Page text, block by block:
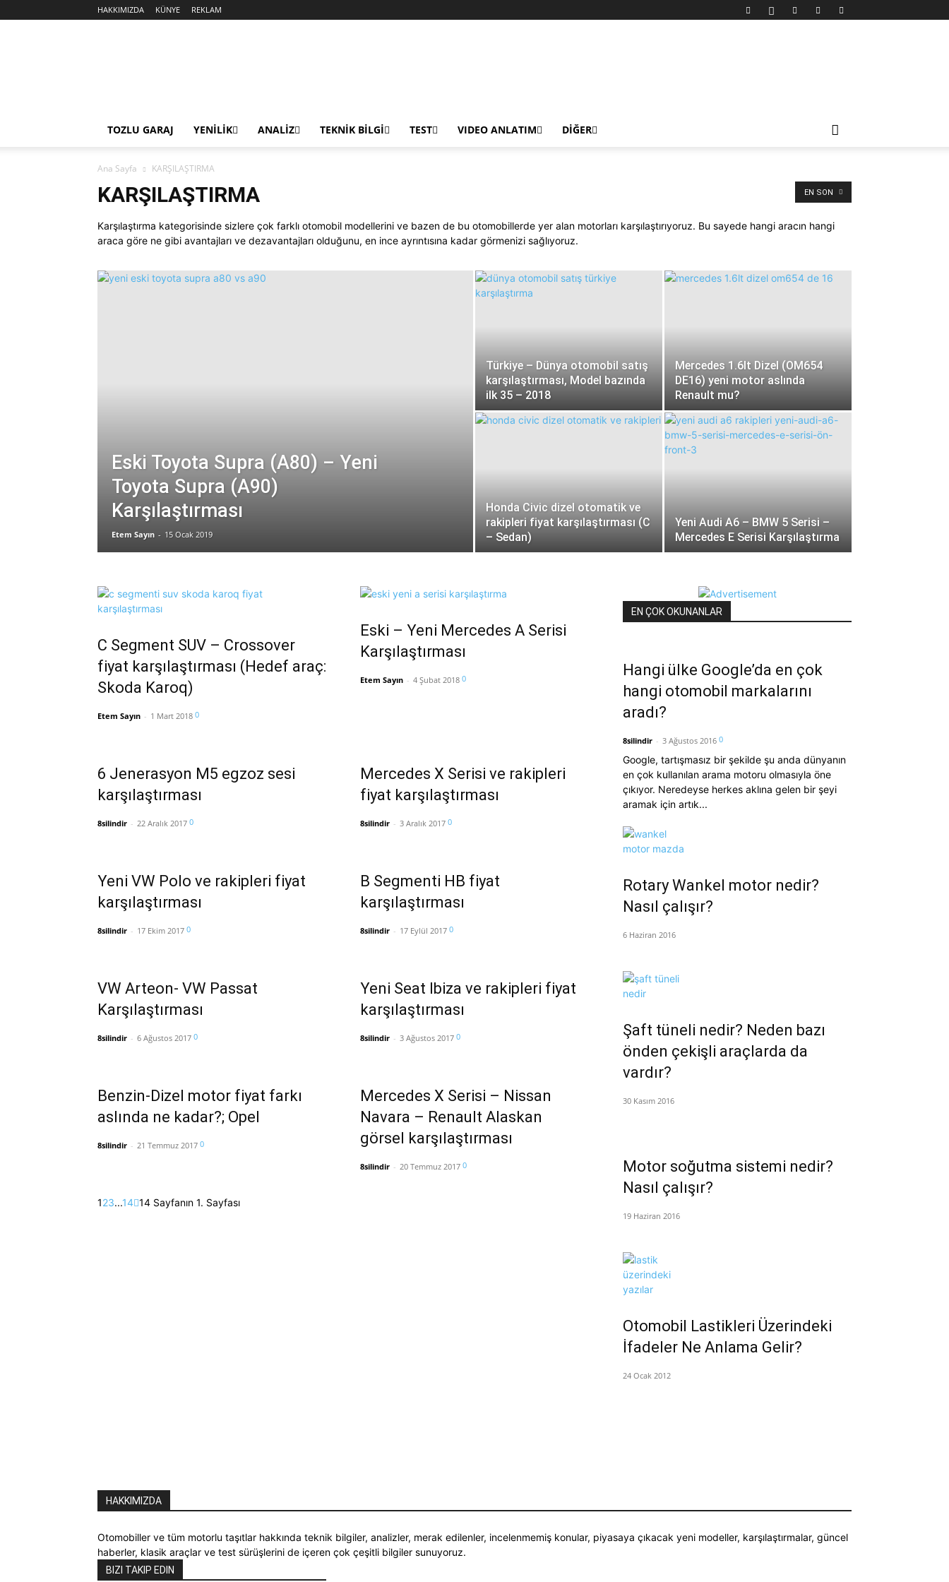
HAKKIMIZDA KÜNYE REKLAM
TOZLU GARAJ YENİLİK ANALİZ TEKNİK BİLGİ TEST VIDEO ANLATIM DİĞER
Ana Sayfa KARŞILAŞTIRMA
KARŞILAŞTIRMA
Karşılaştırma kategorisinde sizlere çok farklı otomobil modellerini ve bazen de bu otomobillerde yer alan motorları karşılaştırıyoruz. Bu sayede hangi aracın hangi
araca göre ne gibi avantajları ve dezavantajları olduğunu, en ince ayrıntısına kadar görmenizi sağlıyoruz.
EN SON
Eski Toyota Supra (A80) – Yeni
Toyota Supra (A90)
Karşılaştırması
Etem Sayın - 15 Ocak 2019
Türkiye – Dünya otomobil satış
karşılaştırması, Model bazında
ilk 35 – 2018
Mercedes 1.6lt Dizel (OM654
DE16) yeni motor aslında
Renault mu?
Honda Civic dizel otomatik ve
rakipleri fiyat karşılaştırması (C
– Sedan)
Yeni Audi A6 – BMW 5 Serisi –
Mercedes E Serisi Karşılaştırma
C Segment SUV – Crossover
fiyat karşılaştırması (Hedef araç:
Skoda Karoq)
Etem Sayın - 1 Mart 2018 0
Eski – Yeni Mercedes A Serisi
Karşılaştırması
Etem Sayın - 4 Şubat 2018 0
6 Jenerasyon M5 egzoz sesi
karşılaştırması
8silindir - 22 Aralık 2017 0
Mercedes X Serisi ve rakipleri
fiyat karşılaştırması
8silindir - 3 Aralık 2017 0
Yeni VW Polo ve rakipleri fiyat
karşılaştırması
8silindir - 17 Ekim 2017 0
B Segmenti HB fiyat
karşılaştırması
8silindir - 17 Eylül 2017 0
VW Arteon- VW Passat
Karşılaştırması
8silindir - 6 Ağustos 2017 0
Yeni Seat Ibiza ve rakipleri fiyat
karşılaştırması
8silindir - 3 Ağustos 2017 0
Benzin-Dizel motor fiyat farkı
aslında ne kadar?; Opel
8silindir - 21 Temmuz 2017 0
Mercedes X Serisi – Nissan
Navara – Renault Alaskan
görsel karşılaştırması
8silindir - 20 Temmuz 2017 0
123...14 14 Sayfanın 1. Sayfası
EN ÇOK OKUNANLAR
Hangi ülke Google’da en çok
hangi otomobil markalarını
aradı?
8silindir - 3 Ağustos 2016 0
Google, tartışmasız bir şekilde şu anda dünyanın
en çok kullanılan arama motoru olmasıyla öne
çıkıyor. Neredeyse herkes aklına gelen bir şeyi
aramak için artık...
Rotary Wankel motor nedir?
Nasıl çalışır?
6 Haziran 2016
Şaft tüneli nedir? Neden bazı
önden çekişli araçlarda da
vardır?
30 Kasım 2016
Motor soğutma sistemi nedir?
Nasıl çalışır?
19 Haziran 2016
Otomobil Lastikleri Üzerindeki
İfadeler Ne Anlama Gelir?
24 Ocak 2012
HAKKIMIZDA
Otomobiller ve tüm motorlu taşıtlar hakkında teknik bilgiler, analizler, merak edilenler, incelenmemiş konular, piyasaya çıkacak yeni modeller, karşılaştırmalar, güncel
haberler, klasik araçlar ve test sürüşlerini de içeren çok çeşitli bilgiler sunuyoruz.
BIZI TAKIP EDIN